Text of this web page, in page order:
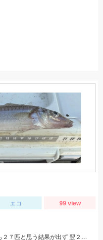
エコ 99 view
１日の釣行でサイズ最大が15センチ、数も２７匹と思う結果が出ず 翌２日に同じ時間、同じ場所でリベンジ。 いつもはエサは石ゴカイだけど今日はゴールドイソメを使ってみました。 夜暗い時間は石ゴカイよりも当たりも多く釣れる数も多かったですね。 7時の潮止まり頃に大きな当たりで蟹かな？と思いきや何と２２センチと、21センチのダブルでした。 今期のサイズ更新をしました。 その後、ワタリガニも釣れてリベンジ成功でした。 皆さん、記念写真は釣ったその場で撮影しましょうね。 家に帰ってからでは1センチほど縮んでしまいますからね。笑